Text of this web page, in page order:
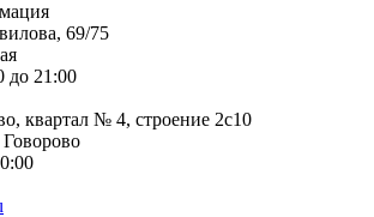
69/75
до 21:00
квартал № 4, строение 2с10